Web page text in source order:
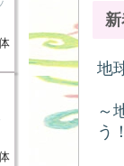
地
～
う